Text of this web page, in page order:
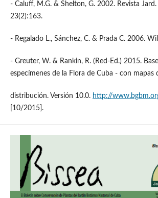
- Caluff, M.G. & Shelton, G. 2002. Revista
23(2):163.
- Regalado L., Sánchez, C. & Prada C. 2006.
- Greuter, W. & Rankin, R. (Red-Ed.) 2015.
especímenes de la Flora de Cuba - con mapas
distribución. Versión 10.0. http://
[10/2015].